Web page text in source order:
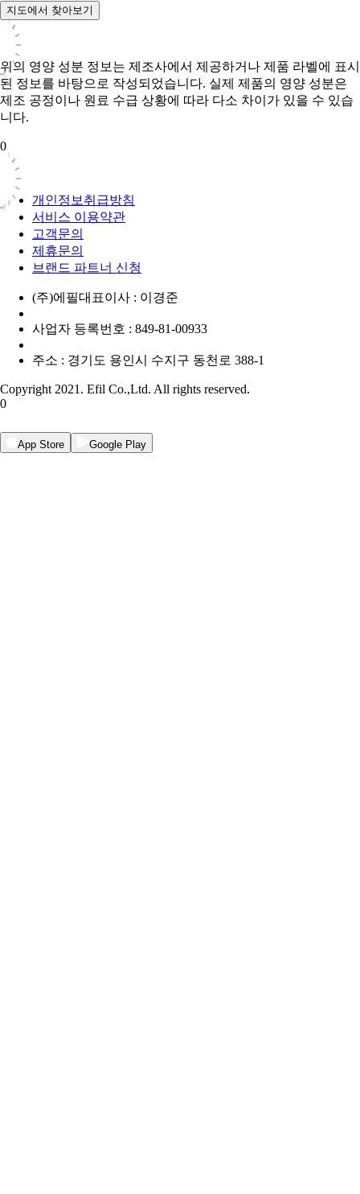
지도에서 찾아보기
위의 영양 성분 정보는 제조사에서 제공하거나 제품 라벨에 표시
된 정보를 바탕으로 작성되었습니다. 실제 제품의 영양 성분은
제조 공정이나 원료 수급 상황에 따라 다소 차이가 있을 수 있습
니다.
0
개인정보취급방침
서비스 이용약관
고객문의
제휴문의
브랜드 파트너 신청
(주)에필대표이사 : 이경준
사업자 등록번호 : 849-81-00933
주소 : 경기도 용인시 수지구 동천로 388-1
Copyright 2021. Efil Co.,Ltd. All rights reserved.
0
App Store Google Play